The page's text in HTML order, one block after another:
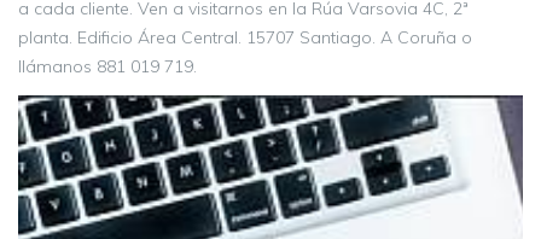
a cada cliente. Ven a visitarnos en la Rúa Varsovia 4C, 2ª
planta. Edificio Área Central. 15707 Santiago. A Coruña o
llámanos 881 019 719.